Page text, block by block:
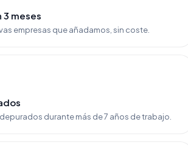
meses
empresas que añadamos, sin coste.
durante más de 7 años de trabajo.